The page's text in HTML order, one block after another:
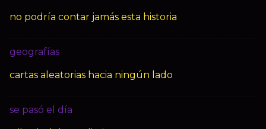
no podría contar jamás esta historia
geografías
cartas aleatorias hacia ningún lado
se pasó el día